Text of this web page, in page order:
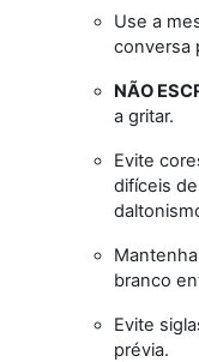
Use a
conversa
NÃO
a gritar.
Evite
difíceis
branco
Evite
prévia.